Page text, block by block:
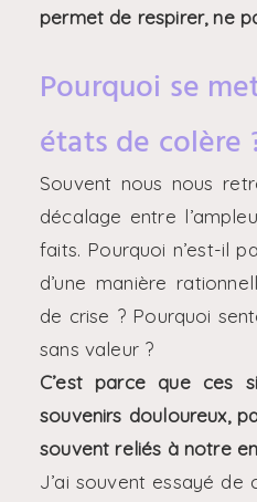
permet de respirer, ne
Pourquoi se
états de colère
Souvent nous nous
décalage entre
faits. Pourquoi n’est-il
d’une manière
de crise ? Pourquoi
sans valeur ?
C’est parce que ces
souvenirs douloureux,
souvent reliés à notre
J’ai souvent essayé de